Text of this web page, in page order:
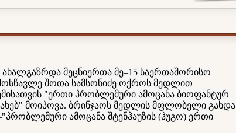
მეცნიერთა მე–15 საერთაშორისო
მოსწავლე შოთა სამსონიძე ოქროს მედლით
"ერთი პრობლემური ამოცანა ბიოფანტურ
მოიპოვა. ბრინჯაოს მედლის მფლობელი გახდა
ამოცანა შტენჰაუზის (ჰუგო) ერთი